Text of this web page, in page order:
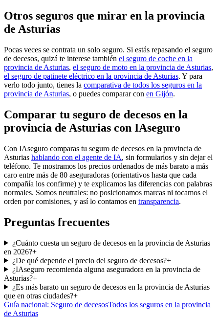
Otros seguros que mirar en la provincia
de Asturias
Pocas veces se contrata un solo seguro. Si estás repasando el seguro
de decesos, quizá te interese también el seguro de coche en la
provincia de Asturias, el seguro de moto en la provincia de Asturias,
el seguro de patinete eléctrico en la provincia de Asturias. Y para
verlo todo junto, tienes la comparativa de todos los seguros en la
provincia de Asturias, o puedes comparar con en Gijón.
Comparar tu seguro de decesos en la
provincia de Asturias con IAseguro
Con IAseguro comparas tu seguro de decesos en la provincia de
Asturias hablando con el agente de IA, sin formularios y sin dejar el
teléfono. Te mostramos los precios ordenados de más barato a más
caro entre más de 80 aseguradoras (orientativos hasta que cada
compañía los confirme) y te explicamos las diferencias con palabras
normales. Somos neutrales: no posicionamos marcas ni tocamos el
orden por comisiones, y así lo contamos en transparencia.
Preguntas frecuentes
¿Cuánto cuesta un seguro de decesos en la provincia de Asturias
en 2026?+
¿De qué depende el precio del seguro de decesos?+
¿IAseguro recomienda alguna aseguradora en la provincia de
Asturias?+
¿Es más barato un seguro de decesos en la provincia de Asturias
que en otras ciudades?+
Guía nacional: Seguro de decesosTodos los seguros en la provincia
de Asturias